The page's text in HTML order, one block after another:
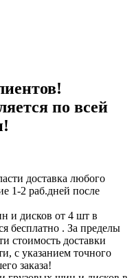
по всей
доставка любого
1-2 раб.дней после
и дисков от 4 шт в
бесплатно . За пределы
стоимость доставки
с указанием точного
заказа!